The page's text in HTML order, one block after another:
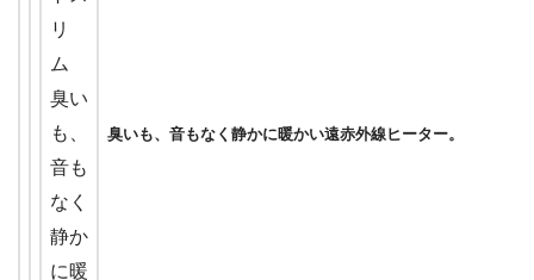
臭いも、音もなく静かに暖かい遠赤外線ヒーター。